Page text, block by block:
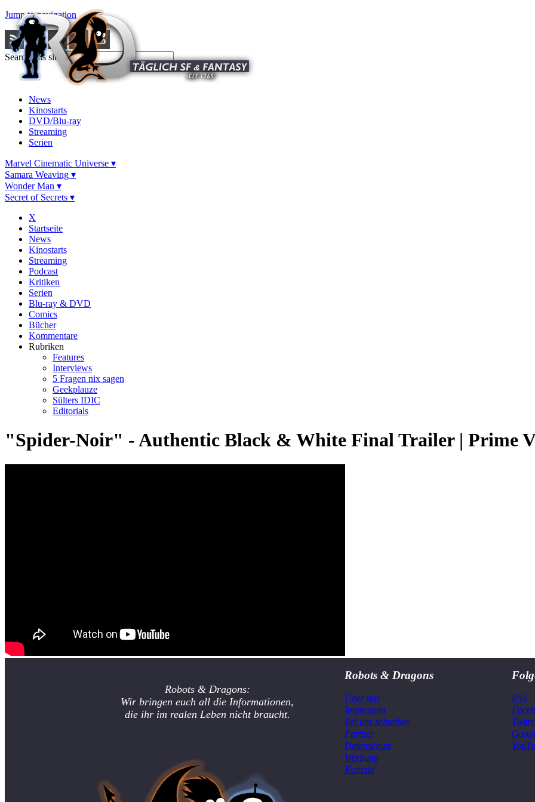
Jump to navigation
Search this site
News
Kinostarts
DVD/Blu-ray
Streaming
Serien
Marvel Cinematic Universe ▾
Samara Weaving ▾
Wonder Man ▾
Secret of Secrets ▾
X
Startseite
News
Kinostarts
Streaming
Podcast
Kritiken
Serien
Blu-ray & DVD
Comics
Bücher
Kommentare
Rubriken
Features
Interviews
5 Fragen nix sagen
Geekplauze
Sülters IDIC
Editorials
"Spider-Noir" - Authentic Black & White Final Trailer | Prime
Robots & Dragons:
Wir bringen euch all die Informationen,
die ihr im realen Leben nicht braucht.
Robots & Dragons
Über uns
Impressum
Bei uns schreiben
Partner
Datenschutz
Werbung
Kontakt
RSS